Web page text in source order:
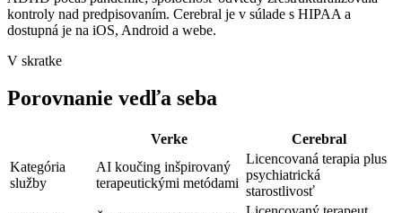
kontroly nad predpisovaním. Cerebral je v súlade s HIPAA a
dostupná je na iOS, Android a webe.
V skratke
Porovnanie vedľa seba
Verke
Cerebral
Kategória
služby
AI koučing inšpirovaný
terapeutickými metódami
Licencovaná terapia plus
psychiatrická
starostlivosť